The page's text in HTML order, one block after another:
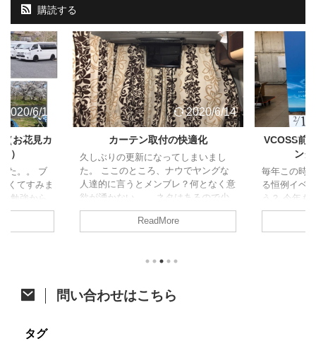
購読する
2020/6/14
お花見カ
）
た。。 ブ
くてすみま
勉強から
久しぶりの
参加者は
恵まれた
いし花が咲
2020/6/14
カーテン取付の快適化
久しぶりの更新になってしまいまし
た。 ここのところ、ナウでヤングな
人達的に言うとメンブレ？何となく意
欲が湧かない。。 ネタはあるので少
しずつ頑張って消化に励みます！ さ
て、今回はジャパンキャンピングカー
ジャパンキャンピングカーショーでア
ちらっと触れた前回の記事のとおりで
す。 レール購入から時間が開きまし
ReadMore
VCOSS前
ン
毎年この時
る恒例イベ
う？ 今年も
た。 今年は
問い合わせはこちら
タグ